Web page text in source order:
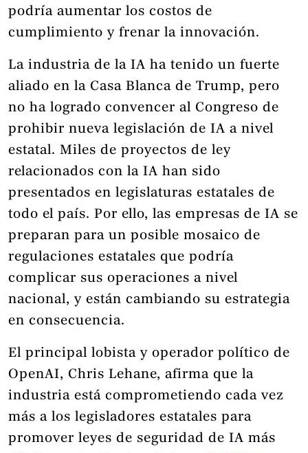
podría aumentar los costos de
cumplimiento y frenar la innovación.
La industria de la IA ha tenido un fuerte
aliado en la Casa Blanca de Trump, pero
no ha logrado convencer al Congreso de
prohibir nueva legislación de IA a nivel
estatal. Miles de proyectos de ley
relacionados con la IA han sido
presentados en legislaturas estatales de
todo el país. Por ello, las empresas de IA se
preparan para un posible mosaico de
regulaciones estatales que podría
complicar sus operaciones a nivel
nacional, y están cambiando su estrategia
en consecuencia.
El principal lobista y operador político de
OpenAI, Chris Lehane, afirma que la
industria está comprometiendo cada vez
más a los legisladores estatales para
promover leyes de seguridad de IA más